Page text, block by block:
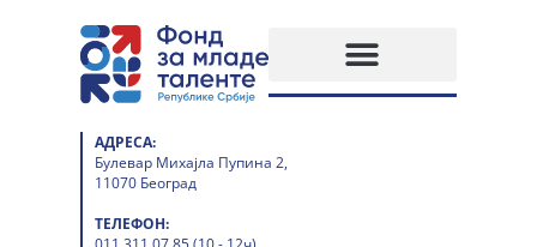
АДРЕСА:
Булевар Михајла Пупина 2,
11070 Београд
ТЕЛЕФОН: